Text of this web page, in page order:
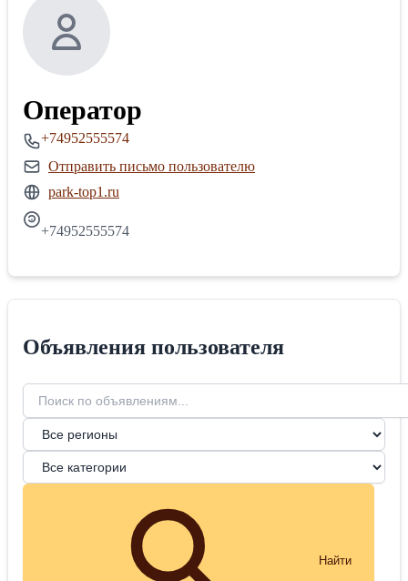
Оператор
+74952555574
Отправить письмо пользователю
park-top1.ru
+74952555574
Объявления пользователя
Найти